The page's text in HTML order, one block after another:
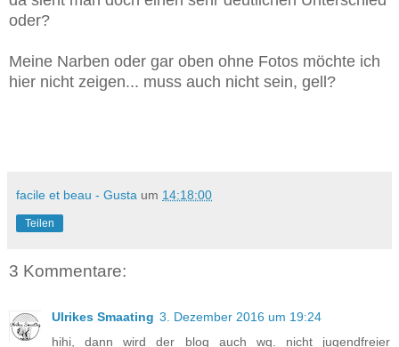
oder?
Meine Narben oder gar oben ohne Fotos möchte ich
hier nicht zeigen... muss auch nicht sein, gell?
facile et beau - Gusta um 14:18:00
Teilen
3 Kommentare:
Ulrikes Smaating 3. Dezember 2016 um 19:24
hihi, dann wird der blog auch wg. nicht jugendfreier